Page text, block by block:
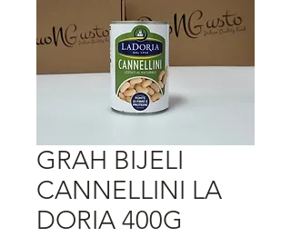
GRAH BIJELI
CANNELLINI LA
DORIA 400G